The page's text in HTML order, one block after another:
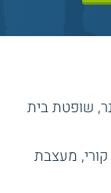
שופטת בית
מעצבת